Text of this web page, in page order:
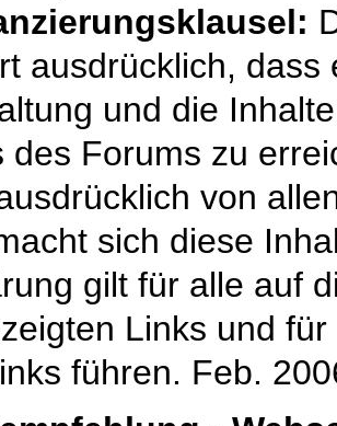
ausdrücklich,
und die
des Forums zu
von
sich diese
gilt für alle auf
Links und
führen. Feb.